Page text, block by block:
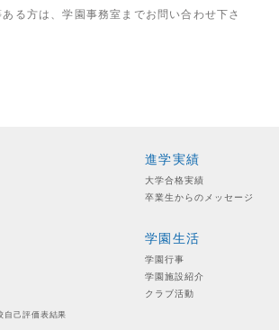
る方は、学園事務室までお問い合わせ下さ
自己評価表結果
進学実績
大学合格実績
卒業生からのメッセージ
学園生活
学園行事
学園施設紹介
クラブ活動